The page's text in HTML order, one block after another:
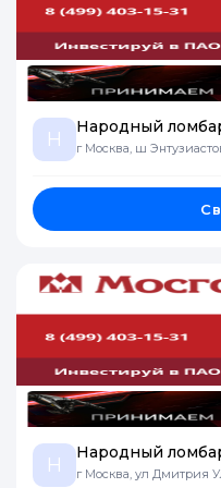
Н
Народный
г Москва, ш
Н
Народный
г Москва, ул Дмитрия